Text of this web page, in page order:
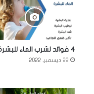
4 فوائد لشرب الماء للبشرة
22 ديسمبر، 2022